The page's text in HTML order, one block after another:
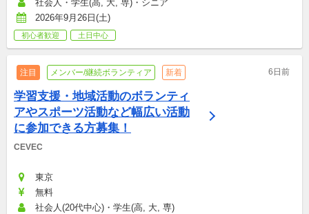
社会人・学生(高, 大, 専)・シニア
2026年9月26日(土)
初心者歓迎 土日中心
注目 メンバー/継続ボランティア 新着 6日前
学習支援・地域活動のボランティ
アやスポーツ活動など幅広い活動
に参加できる方募集！
CEVEC
東京
無料
社会人(20代中心)・学生(高, 大, 専)